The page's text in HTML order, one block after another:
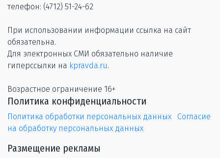
телефон: (4712) 51-24-62
При использовании информации ссылка на сайт
обязательна.
Для электронных СМИ обязательно наличие
гиперссылки на kpravda.ru.
Возрастное ограничение 16+
Политика конфиденциальности
Политика обработки персональных данных
Согласие
на обработку персональных данных
Размещение рекламы